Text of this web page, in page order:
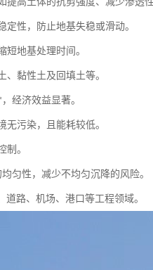
性，防止地基失稳或滑动。
地基处理时间。
黏性土及回填土等。
经济效益显著。
污染，且能耗较低。
制。
匀性，减少不均匀沉降的风险。
路、机场、港口等工程领域。